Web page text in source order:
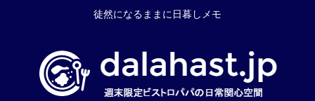
徒然になるままに日暮しメモ